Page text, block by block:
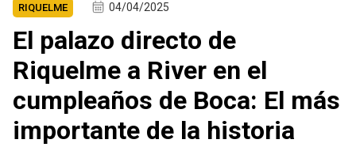
RIQUELME 04/04/2025
El palazo directo de
Riquelme a River en el
cumpleaños de Boca: El más
importante de la historia